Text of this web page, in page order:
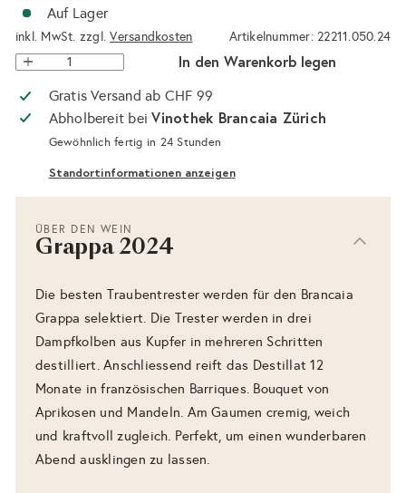
Auf Lager
inkl. MwSt. zzgl.Versandkosten Artikelnummer: 22211.050.24
In den Warenkorb legen
Gratis Versand ab CHF 99
Abholbereit beiVinothek Brancaia Zürich
Gewöhnlich fertig in 24 Stunden
Standortinformationen anzeigen
ÜBER DEN WEIN
Grappa 2024
Die besten Traubentrester werden für den Brancaia
Grappa selektiert. Die Trester werden in drei
Dampfkolben aus Kupfer in mehreren Schritten
destilliert. Anschliessend reift das Destillat 12
Monate in französischen Barriques. Bouquet von
Aprikosen und Mandeln. Am Gaumen cremig, weich
und kraftvoll zugleich. Perfekt, um einen wunderbaren
Abend ausklingen zu lassen.